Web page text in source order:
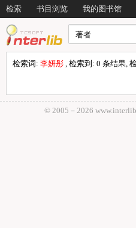
检索 书目浏览 我的图书馆
检索词: 李妍彤 , 检索到: 0 条结果,
© 2005－ 2026